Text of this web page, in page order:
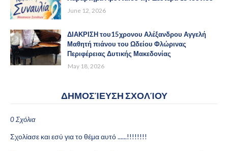
June 12, 2026
ΔΙΑΚΡΙΣΗ του15χρονου Αλέξανδρου Αγγελή
Μαθητή πιάνου του Ωδείου Φλώρινας
Περιφέρειας Δυτικής Μακεδονίας
May 18, 2026
ΔΗΜΟΣΊΕΥΣΗ ΣΧΟΛΊΟΥ
0 Σχόλια
Σχολίασε και εσύ για το θέμα αυτό ......!!!!!!!!